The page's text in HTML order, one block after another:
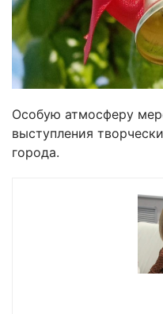
Особую атмосферу
выступления
города.